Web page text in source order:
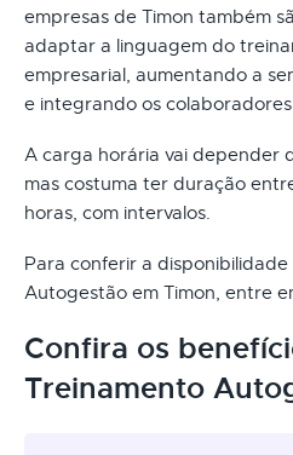
empresas de Timon também
adaptar a linguagem do
empresarial, aumentando a
e integrando os
A carga horária vai depender
mas costuma ter duração
horas, com intervalos.
Para conferir a
Autogestão em Timon, entre
Confira os
Treinamento